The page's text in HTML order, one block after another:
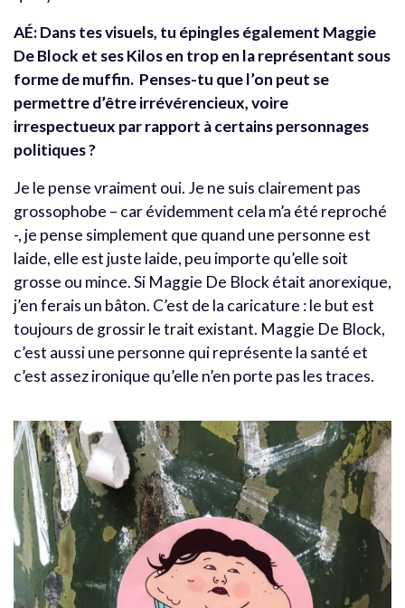
AÉ:Dans tes visuels, tu épingles également Maggie
De Block et ses Kilos en trop en la représentant sous
forme de muffin. Penses-tu que l’on peut se
permettre d’être irrévérencieux, voire
irrespectueux par rapport à certains personnages
politiques ?
Je le pense vraiment oui. Je ne suis clairement pas
grossophobe – car évidemment cela m’a été reproché
-, je pense simplement que quand une personne est
laide, elle est juste laide, peu importe qu’elle soit
grosse ou mince. Si Maggie De Block était anorexique,
j’en ferais un bâton. C’est de la caricature : le but est
toujours de grossir le trait existant. Maggie De Block,
c’est aussi une personne qui représente la santé et
c’est assez ironique qu’elle n’en porte pas les traces.